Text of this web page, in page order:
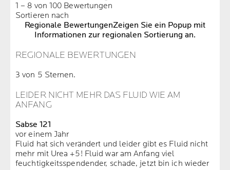
1 – 8 von 100 Bewertungen
Sortieren nach
Regionale BewertungenZeigen Sie ein Popup mit
Informationen zur regionalen Sortierung an.
REGIONALE BEWERTUNGEN
3 von 5 Sternen.
LEIDER NICHT MEHR DAS FLUID WIE AM
ANFANG
Sabse 121
vor einem Jahr
Fluid hat sich verändert und leider gibt es Fluid nicht
mehr mit Urea +5! Fluid war am Anfang viel
feuchtigkeitsspendender, schade, jetzt bin ich wieder